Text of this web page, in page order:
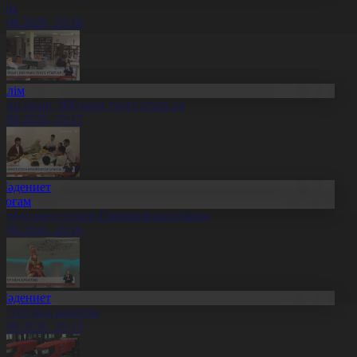
20:18
оқып, 600 мың теңге ұтып ал
20:17
өнеге еткен Ерниязовтар отбасы
20:16
мен креатив
20:13